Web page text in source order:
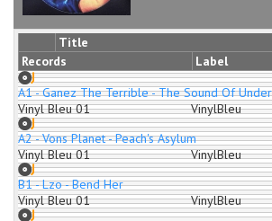
Title
Records
Label
A1 - Ganez The Terrible - The Sound Of
Vinyl Bleu 01
VinylBleu
A2 - Vons Planet - Peach's Asylum
Vinyl Bleu 01
VinylBleu
B1 - Lzo - Bend Her
Vinyl Bleu 01
VinylBleu